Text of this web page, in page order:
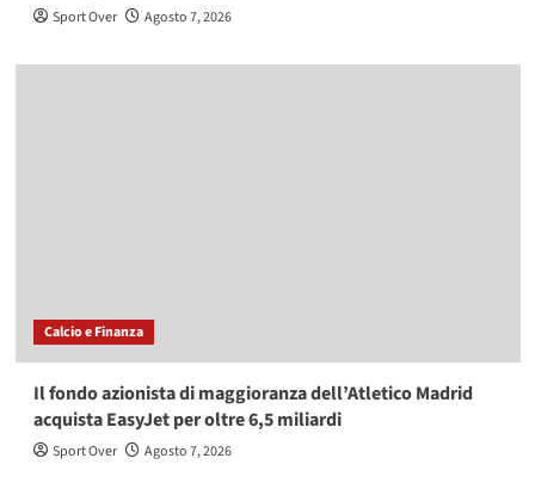
Sport Over Agosto 7, 2026
Calcio e Finanza
Il fondo azionista di maggioranza dell’Atletico Madrid
acquista EasyJet per oltre 6,5 miliardi
Sport Over Agosto 7, 2026